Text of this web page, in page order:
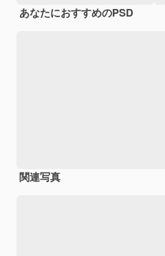
あなたにおすすめのPSD
関連写真